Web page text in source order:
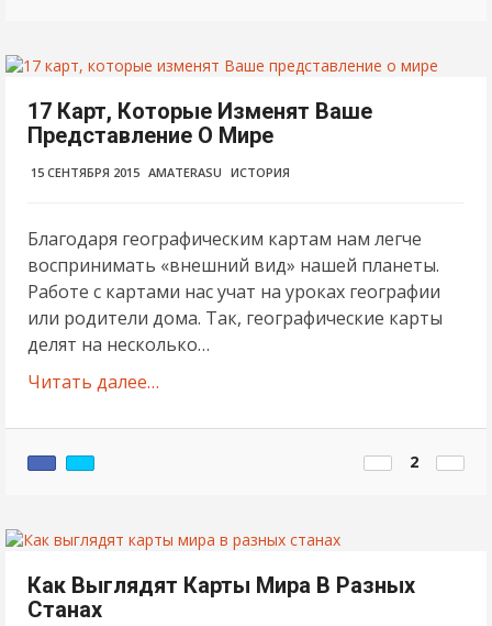
17 Карт, Которые Изменят Ваше
Представление О Мире
15 СЕНТЯБРЯ 2015 AMATERASU ИСТОРИЯ
Благодаря географическим картам нам легче
воспринимать «внешний вид» нашей планеты.
Работе с картами нас учат на уроках географии
или родители дома. Так, географические карты
делят на несколько…
Читать далее…
2
Как Выглядят Карты Мира В Разных
Станах